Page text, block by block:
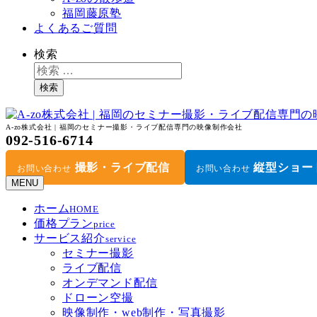
福岡藤原塾
よくあるご質問
検索
検索
A-zo株式会社 | 福岡のセミナー撮影・ライブ配信専門の映像制作会社
092-516-6714
お問い合わせ 撮影・ライブ配信 お問い合わせ 縦型ショー
MENU
ホームHOME
価格プランprice
サービス紹介service
セミナー撮影
ライブ配信
オンデマンド配信
ドローン空撮
映像制作・web制作・写真撮影